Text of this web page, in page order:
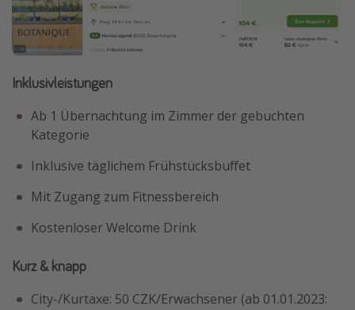
Inklusivleistungen
Ab 1 Übernachtung im Zimmer der gebuchten
Kategorie
Inklusive täglichem Frühstücksbuffet
Mit Zugang zum Fitnessbereich
Kostenloser Welcome Drink
Kurz & knapp
City-/Kurtaxe: 50 CZK/Erwachsener (ab 01.01.2023: